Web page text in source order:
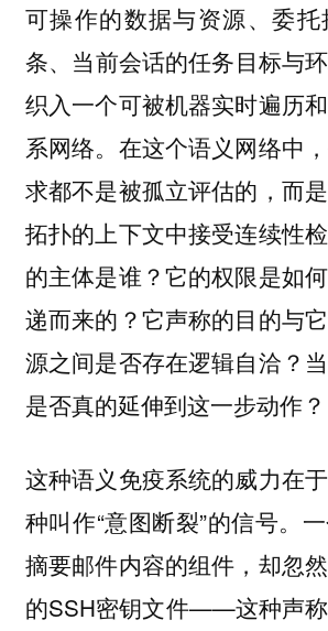
可操作的数据与资源、委
条、当前会话的任务目标与
织入一个可被机器实时遍历
系网络。在这个语义网络中
求都不是被孤立评估的，而
拓扑的上下文中接受连续性
的主体是谁？它的权限是如
递而来的？它声称的目的与
源之间是否存在逻辑自洽？
是否真的延伸到这一步动作？
这种语义免疫系统的威力在
种叫作“意图断裂”的信号。
摘要邮件内容的组件，却忽
的SSH密钥文件——这种声